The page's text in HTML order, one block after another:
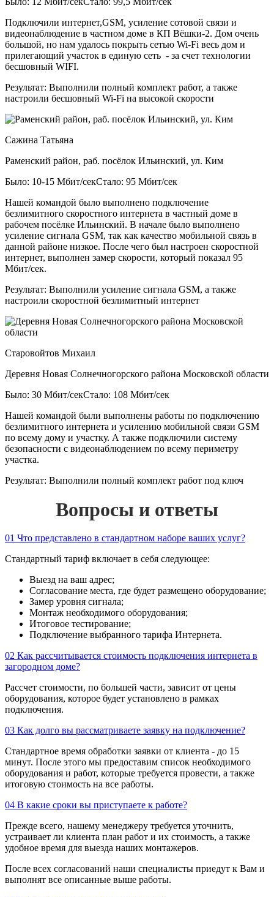
Подключили интернет,GSM, усиление сотовой связи и
видеонаблюдение в частном доме в КП Вёшки-2. Дом очень
большой, но нам удалось покрыть сетью Wi-Fi весь дом и
прилегающий участок в единую сеть - за счет технологии
бесшовный WIFI.
Результат: Выполнили полный комплект работ, а также
настроили бесшовный Wi-Fi на высокой скорости
Сажина Татьяна
Раменский район, раб. посёлок Ильинский, ул. Ким
Было: 10-15 Мбит/секСтало: 95 Мбит/сек
Нашей командой было выполнено подключение
безлимитного скоростного интернета в частный доме в
рабочем посёлке Ильинский. В начале было выполнено
усиление сигнала GSM, так как качество мобильной связь в
данной районе низкое. После чего был настроен скоростной
интернет, выполнен замер скорости, который показал 95
Мбит/сек.
Результат: Выполнили усиление сигнала GSM, а также
настроили скоростной безлимитный интернет
Старовойтов Михаил
Деревня Новая Солнечногорского района Московской области
Было: 30 Мбит/секСтало: 108 Мбит/сек
Нашей командой были выполнены работы по подключению
безлимитного интернета и усилению мобильной связи GSM
по всему дому и участку. А также подключили систему
безопасности с видеонаблюдением по всему периметру
участка.
Результат: Выполнили полный комплект работ под ключ
Вопросы и ответы
01 Что представлено в стандартном наборе ваших услуг?
Стандартный тариф включает в себя следующее:
Выезд на ваш адрес;
Согласование места, где будет размещено оборудование;
Замер уровня сигнала;
Монтаж необходимого оборудования;
Итоговое тестирование;
Подключение выбранного тарифа Интернета.
02 Как рассчитывается стоимость подключения интернета в
загородном доме?
Рассчет стоимости, по большей части, зависит от цены
оборудования, которое будет установлено в рамках
подключения.
03 Как долго вы рассматриваете заявку на подключение?
Стандартное время обработки заявки от клиента - до 15
минут. После этого мы предоставим список необходимого
оборудования и работ, которые требуется провести, а также
итоговую стоимость на все работы.
04 В какие сроки вы приступаете к работе?
Прежде всего, нашему менеджеру требуется уточнить,
устраивает ли клиента план работ и их стоимость, а также
удобное время для выезда наших монтажеров.
После всех согласований наши специалисты приедут к Вам и
выполнят все описанные выше работы.